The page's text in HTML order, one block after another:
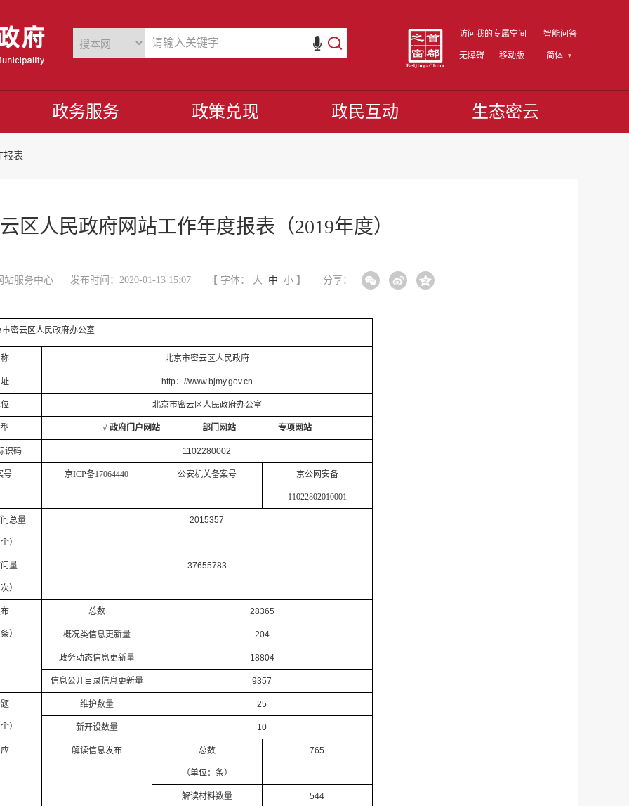
访问我的专属空间 智能问答
无障碍 移动版 简体
政务服务 政策兑现 政民互动 生态密云
报表
区人民政府网站工作年度报表（2019年度）
站服务中心 发布时间：2020-01-13 15:07 【 字体： 大 中 小】 分享：
密云区人民政府办公室
北京市密云区人民政府
http：//www.bjmy.gov.cn
北京市密云区人民政府办公室
√ 政府门户网站 部门网站 专项网站
识码 1102280002
号 京ICP备17064440 公安机关备案号 京公网安备
11022802010001
总量
）
2015357
量
）
37655783
）
总数 28365
概况类信息更新量 204
政务动态信息更新量 18804
信息公开目录信息更新量 9357
）
维护数量 25
新开设数量 10
解读信息发布 总数
（单位：条）
765
解读材料数量 544